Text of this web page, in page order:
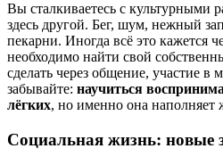
Вы сталкиваетесь с культурными
здесь другой. Бег, шум, нежный
пекарни. Иногда всё это кажется
необходимо найти свой
сделать через общение, участие
забывайте: научиться
лёгких, но именно она
Социальная жизнь: новые